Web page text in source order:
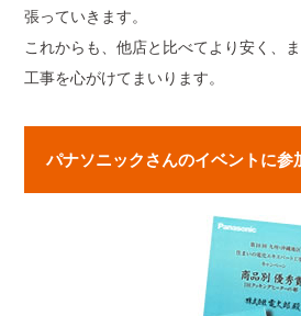
張っていきます。
これからも、他店と比べてより安く、
工事を心がけてまいります。
パナソニックさんのイベントに参